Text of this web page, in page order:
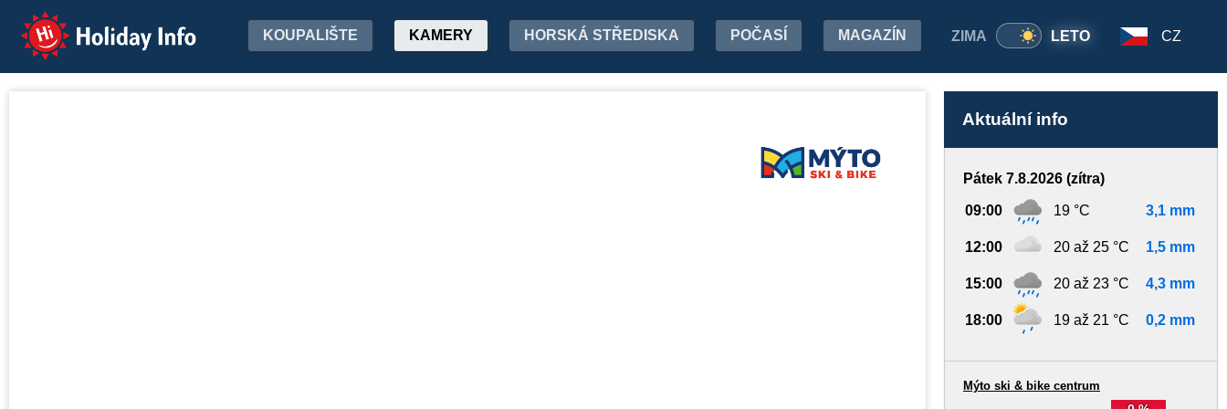
Holiday Info ZIMA LETO
KOUPALIŠTE KAMERY HORSKÁ STŘEDISKA POČASÍ MAGAZÍN CZ
Aktuální info
Pátek 7.8.2026 (zítra)
09:00 19 °C 3,1 mm
12:00 20 až 25 °C 1,5 mm
15:00 20 až 23 °C 4,3 mm
18:00 19 až 21 °C 0,2 mm
Mýto ski & bike centrum